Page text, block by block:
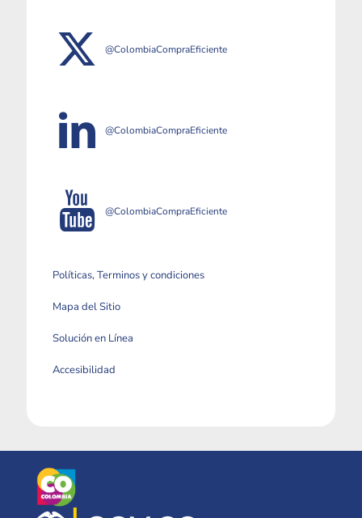
@ColombiaCompraEficiente
@ColombiaCompraEficiente
@ColombiaCompraEficiente
Políticas, Terminos y condiciones
Mapa del Sitio
Solución en Línea
Accesibilidad